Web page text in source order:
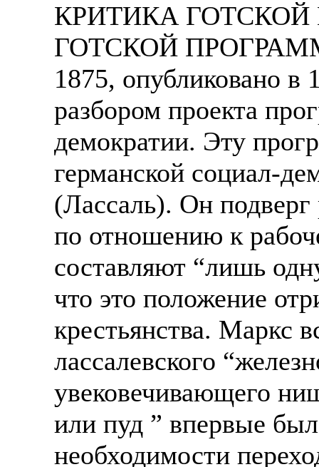
КРИТИКА
ГОТСКОЙ
1875, опубликовано в
разбором проекта
демократии. Эту
германской социал-
(Лассаль). Он подверг
по отношению к
составляют “лишь
что это положение
крестьянства. Маркс
лассалевского
увековечивающего
или пуд ” впервые
необходимости